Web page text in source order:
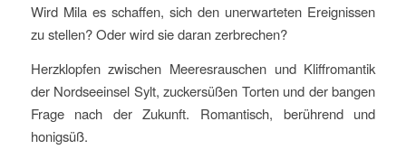
Wird Mila es schaffen, sich den unerwarteten Ereignissen
zu stellen? Oder wird sie daran zerbrechen?
Herzklopfen zwischen Meeresrauschen und Kliffromantik
der Nordseeinsel Sylt, zuckersüßen Torten und der bangen
Frage nach der Zukunft. Romantisch, berührend und
honigsüß.